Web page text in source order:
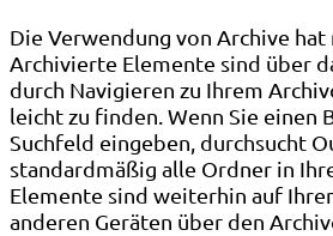
Die Verwendung von Archive
Archivierte Elemente sind über
durch Navigieren zu Ihrem
leicht zu finden. Wenn Sie einen
Suchfeld eingeben, durchsucht
standardmäßig alle Ordner in
Elemente sind weiterhin auf
anderen Geräten über den